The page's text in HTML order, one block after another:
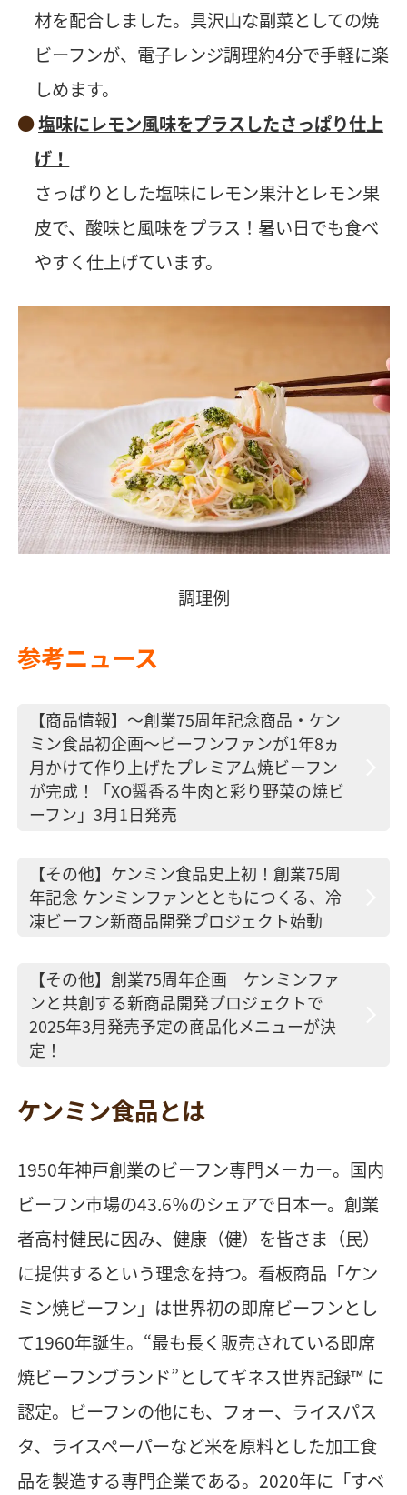
材を配合しました。具沢山な副菜としての焼
ビーフンが、電子レンジ調理約4分で手軽に楽
しめます。
塩味にレモン風味をプラスしたさっぱり仕上
げ！
さっぱりとした塩味にレモン果汁とレモン果
皮で、酸味と風味をプラス！暑い日でも食べ
やすく仕上げています。
調理例
参考ニュース
【商品情報】～創業75周年記念商品・ケン
ミン食品初企画～ビーフンファンが1年8ヵ
月かけて作り上げたプレミアム焼ビーフン
が完成！「XO醤香る牛肉と彩り野菜の焼ビ
ーフン」3月1日発売
【その他】ケンミン食品史上初！創業75周
年記念 ケンミンファンとともにつくる、冷
凍ビーフン新商品開発プロジェクト始動
【その他】創業75周年企画 ケンミンファ
ンと共創する新商品開発プロジェクトで
2025年3月発売予定の商品化メニューが決
定！
ケンミン食品とは
1950年神戸創業のビーフン専門メーカー。国内
ビーフン市場の43.6％のシェアで日本一。創業
者高村健民に因み、健康（健）を皆さま（民）
に提供するという理念を持つ。看板商品「ケン
ミン焼ビーフン」は世界初の即席ビーフンとし
て1960年誕生。“最も長く販売されている即席
焼ビーフンブランド”としてギネス世界記録™ に
認定。ビーフンの他にも、フォー、ライスパス
タ、ライスペーパーなど米を原料とした加工食
品を製造する専門企業である。2020年に「すべ